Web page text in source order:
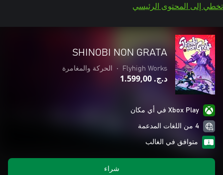
تخطي إلى المحتوى الرئيسي
SHINOBI NON GRATA
Flyhigh Works
• الحركة والمغامرة
د.ج.‏ 1.599,00
Xbox Play في أي مكان
4 من اللغات المدعمة
متوافق في الغالب
شراء